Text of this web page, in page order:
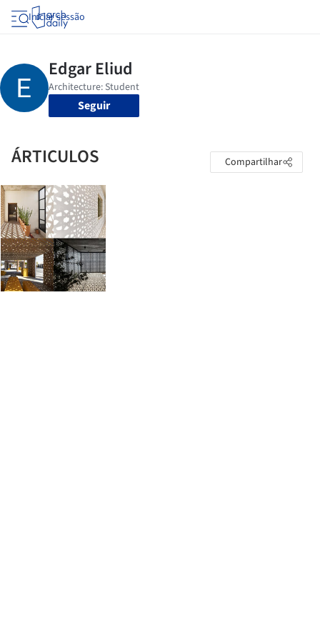
Iniciar sessão
Seguir
ÁRTICULOS Compartilhar